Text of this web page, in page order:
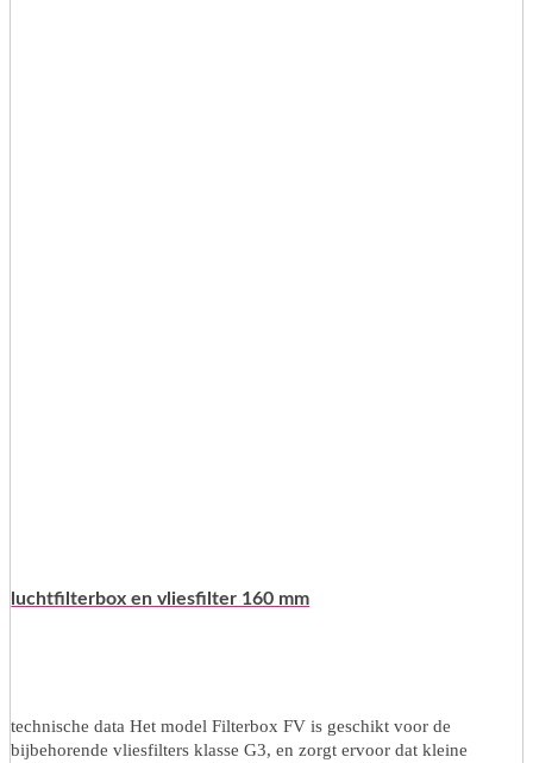
luchtfilterbox en vliesfilter 160 mm
technische data Het model Filterbox FV is geschikt voor de
bijbehorende vliesfilters klasse G3, en zorgt ervoor dat kleine